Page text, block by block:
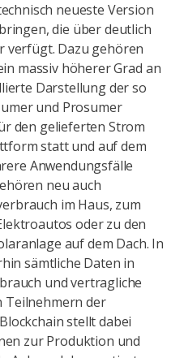
neueste Version
die über deutlich
verfügt. Dazu gehören
massiv höherer Grad an
Darstellung der so
und Prosumer
den gelieferten Strom
statt und auf dem
Anwendungsfälle
neu auch
im Haus, zum
oder zu den
auf dem Dach. In
sämtliche Daten in
und vertragliche
Teilnehmern der
stellt dabei
zur Produktion und